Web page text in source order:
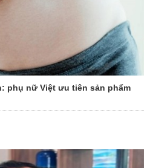
phụ nữ Việt ưu tiên sản phẩm